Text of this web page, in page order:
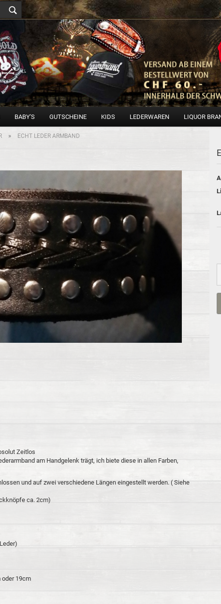
BABY'S GUTSCHEINE KIDS LEDERWAREN LIQUOR
» ECHT LEDER ARMBAND
Zeitlos
am Handgelenk trägt, ich biete diese in allen Farben,
und auf zwei verschiedene Längen eingestellt werden. ( Siehe
ca. 2cm)
oder 19cm